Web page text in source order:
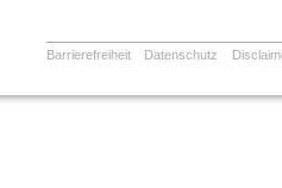
Barrierefreiheit Datenschutz